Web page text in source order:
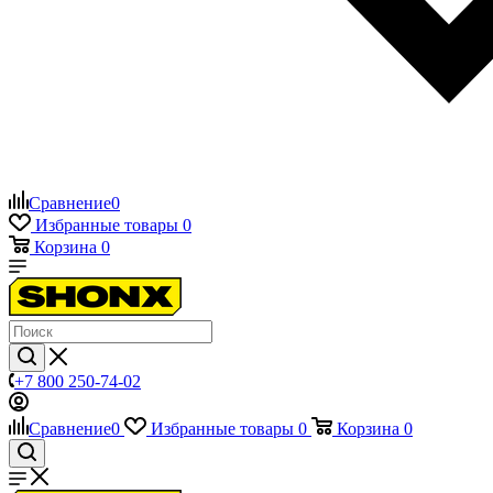
Сравнение0
Избранные товары 0
Корзина 0
+7 800 250-74-02
Сравнение0 Избранные товары 0 Корзина 0